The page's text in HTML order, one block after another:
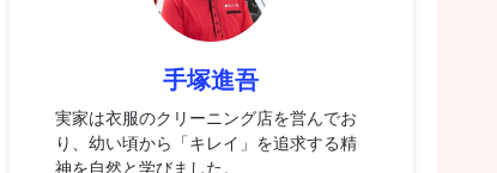
手塚進吾
実家は衣服のクリーニング店を営んでお
り、幼い頃から「キレイ」を追求する精
神を自然と学びました。